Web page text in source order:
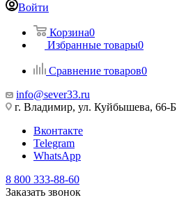
Войти
Корзина0
Избранные товары0
Сравнение товаров0
info@sever33.ru
г. Владимир, ул. Куйбышева, 66-Б
Вконтакте
Telegram
WhatsApp
8 800 333-88-60
Заказать звонок